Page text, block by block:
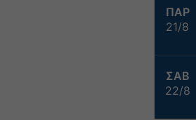
ΠΑΡ
21/8
ΣΑΒ
22/8